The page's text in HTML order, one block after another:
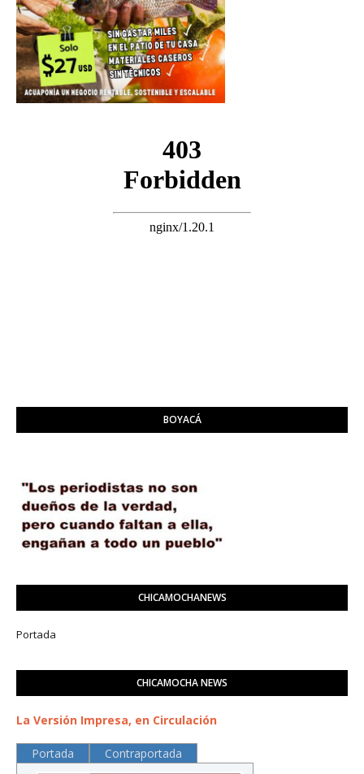
BOYACÁ
CHICAMOCHANEWS
Portada
CHICAMOCHA NEWS
La Versión Impresa, en Circulación
Portada Contraportada